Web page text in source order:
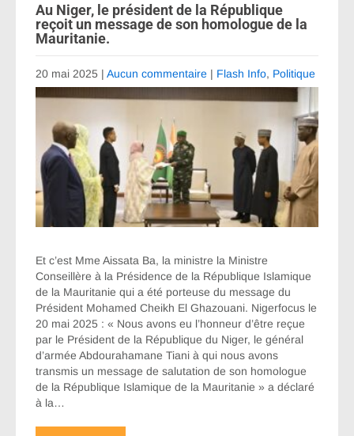
Au Niger, le président de la République
reçoit un message de son homologue de la
Mauritanie.
20 mai 2025 | Aucun commentaire | Flash Info, Politique
Et c’est Mme Aissata Ba, la ministre la Ministre
Conseillère à la Présidence de la République Islamique
de la Mauritanie qui a été porteuse du message du
Président Mohamed Cheikh El Ghazouani. Nigerfocus le
20 mai 2025 : « Nous avons eu l’honneur d’être reçue
par le Président de la République du Niger, le général
d’armée Abdourahamane Tiani à qui nous avons
transmis un message de salutation de son homologue
de la République Islamique de la Mauritanie » a déclaré
à la…